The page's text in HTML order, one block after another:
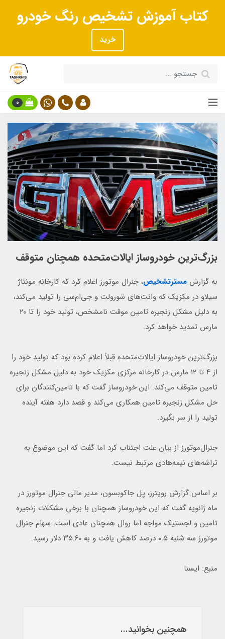
کتاب آموزش تشخیص رنگ خودرو
خرید
0
بزرگ‌ترین خودروساز ایالات‌متحده همچنان متوقف
به گزارش مسترتشخیص، جنرال موتورز اعلام کرد که کارخانه مونتاژ
سیلاو در مکزیک که وانت‌های شورولت و جی‌ام‌سی را تولید می‌کند،
به دلیل مشکل زنجیره تامین موقت نامشخص، تولید خود را تا ۲۰
مارس تمدید خواهد کرد.
بزرگ‌ترین خودروساز ایالات‌متحده قبلاً اعلام کرده بود که تولید خود را
از ۴ تا ۱۲ مارس در کارخانه مرکزی مکزیک خود به دلیل مشکل زنجیره
تامین متوقف می‌کند. این خودروساز گفت که با تامین‌کنندگان برای
حل مشکل زنجیره تامین همکاری می‌کند و قصد دارد هفته آینده
تولید را از سر بگیرد.
جنرال‌موتورز از بیان علت اجتناب کرد اما گفت که این موضوع به
تراشه‌های نیمه‌هادی مرتبط نیست.
بر اساس گزارش رویترز، پل جاکوبسون، مدیر مالی جنرال موتورز در
ماه ژانویه گفت که این خودروساز همچنان با برخی مشکلات زنجیره
تامین و لجستیک مواجه اما روال همچنان عادی است. سهام جنرال
موتورز سه شنبه ۰.۵ درصد کاهش یافت و به ۳۵.۶۰ دلار رسید.
منبع: ایسنا
همچنین بخوانید...